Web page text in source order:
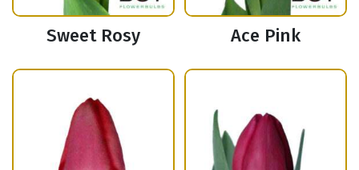
Sweet Rosy Ace Pink